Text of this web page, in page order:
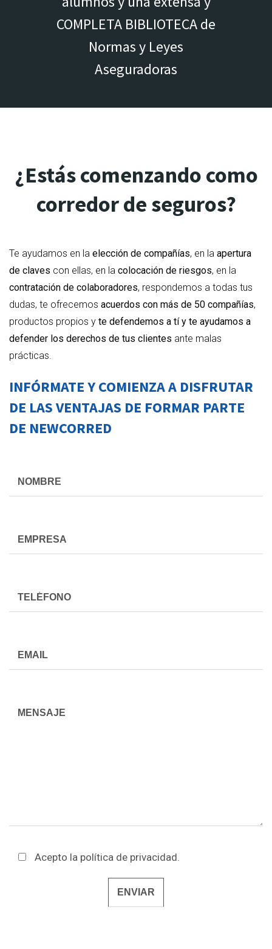
COMPLETA BIBLIOTECA de
Normas y Leyes
Aseguradoras
¿Estás comenzando como
corredor de seguros?
Te ayudamos en la elección de compañías, en la apertura
de claves con ellas, en la colocación de riesgos, en la
contratación de colaboradores, respondemos a todas tus
dudas, te ofrecemos acuerdos con más de 50 compañías,
productos propios y te defendemos a tí y te ayudamos a
defender los derechos de tus clientes ante malas
prácticas.
INFÓRMATE Y COMIENZA A DISFRUTAR
DE LAS VENTAJAS DE FORMAR PARTE
DE NEWCORRED
Acepto la política de privacidad.